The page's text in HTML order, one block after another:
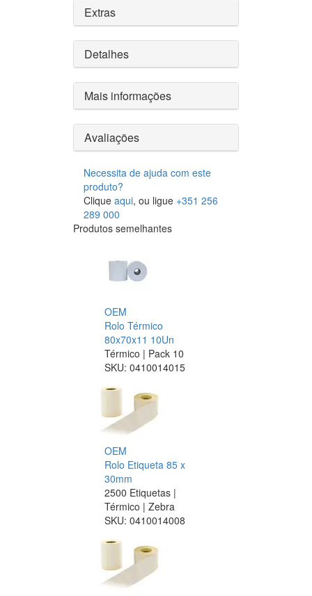
Extras
Detalhes
Mais informações
Avaliações
Necessita de ajuda com este
produto?
Clique aqui, ou ligue +351 256
289 000
Produtos semelhantes
OEM
Rolo Térmico
80x70x11 10Un
Térmico | Pack 10
SKU: 0410014015
OEM
Rolo Etiqueta 85 x
30mm
2500 Etiquetas |
Térmico | Zebra
SKU: 0410014008